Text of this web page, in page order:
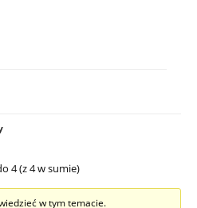
4 (z 4 w sumie)
w tym temacie.